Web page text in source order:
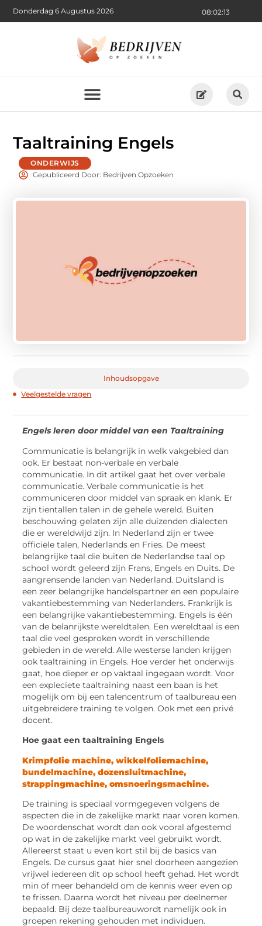
08:02:14
Donderdag 6 Augustus 2026
Taaltraining Engels
ONDERWIJS
Gepubliceerd Door: Bedrijven Opzoeken
Inhoudsopgave
Veelgestelde vragen
Engels leren door middel van een Taaltraining
Communicatie is belangrijk in welk vakgebied dan
ook. Er bestaat non-verbale en verbale
communicatie. In dit artikel gaat het over verbale
communicatie. Verbale communicatie is het
communiceren door middel van spraak en klank. Er
zijn tientallen talen in de gehele wereld. Buiten
beschouwing gelaten zijn alle duizenden dialecten
die er wereldwijd zijn. In Nederland zijn er twee
officiële talen, Nederlands en Fries. De meest
belangrijke taal die buiten de Nederlandse taal op
school wordt geleerd zijn Frans, Engels en Duits. De
aangrensende landen van Nederland. Duitsland is
een zeer belangrijke handelspartner en een populaire
vakantiebestemming van Nederlanders. Frankrijk is
een belangrijke vakantiebestemming. Engels is één
van de belanrijkste wereldtalen. Een wereldtaal is een
taal die veel gesproken wordt in verschillende
gebieden in de wereld. Alle westerse landen krijgen
ook taaltraining in Engels. Hoe verder het onderwijs
gaat, hoe dieper er op vaktaal ingegaan wordt. Voor
een expleciete taaltraining naast een baan is het
mogelijk om bij een talencentrum of taalbureau een
uitgebreidere training te volgen. Ook met een privé
docent.
Hoe gaat een taaltraining Engels
Krimpfolie machine, wikkelfoliemachine,
bundelmachine, dozensluitmachine,
strappingmachine, omsnoeringsmachine.
De training is speciaal vormgegeven volgens de
aspecten die in de zakelijke markt naar voren komen.
De woordenschat wordt dan ook vooral afgestemd
op wat in de zakelijke markt veel gebruikt wordt.
Allereerst staat u even kort stil bij de basics van
Engels. De cursus gaat hier snel doorheen aangezien
vrijwel iedereen dit op school heeft gehad. Het wordt
min of meer behandeld om de kennis weer even op
te frissen. Daarna wordt het niveau per deelnemer
bepaald. Bij deze taalbureauwordt namelijk ook in
groepen rekening gehouden met individuen.